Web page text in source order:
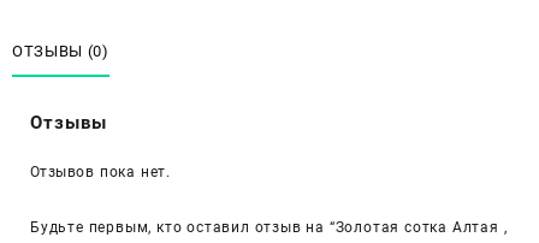
Алтая
,
крупноплодная
серая
ОТЗЫВЫ (0)
Отзывы
Отзывов пока нет.
Будьте первым, кто оставил отзыв на “Золотая сотка Алтая ,